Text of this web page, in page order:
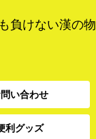
負けない漢の物
い合わせ
利グッズ